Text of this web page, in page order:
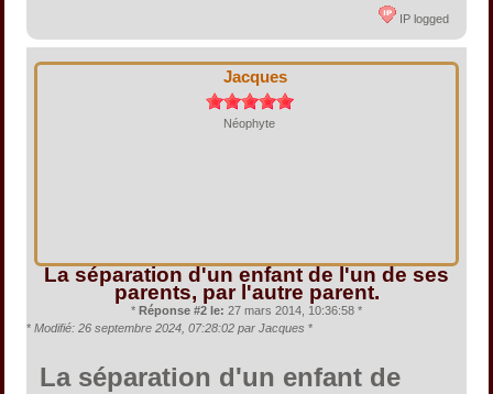
IP logged
Jacques
Néophyte
La séparation d'un enfant de l'un de ses
parents, par l'autre parent.
* Réponse #2 le: 27 mars 2014, 10:36:58 *
* Modifié: 26 septembre 2024, 07:28:02 par Jacques *
La séparation d'un enfant de